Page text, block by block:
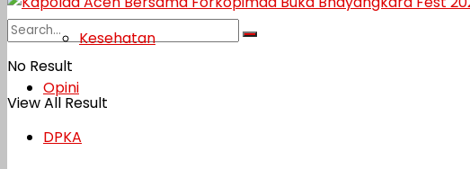
No Result
View All Result
Kesehatan
Opini
DPKA